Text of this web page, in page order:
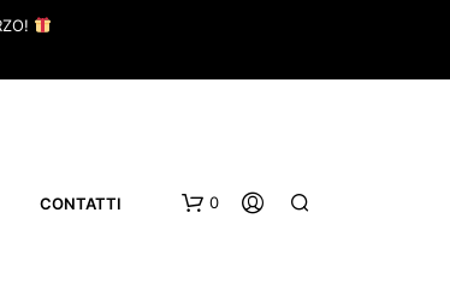
CONTATTI 0